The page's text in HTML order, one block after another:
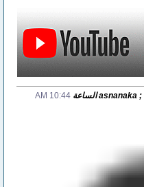
10:44 AM